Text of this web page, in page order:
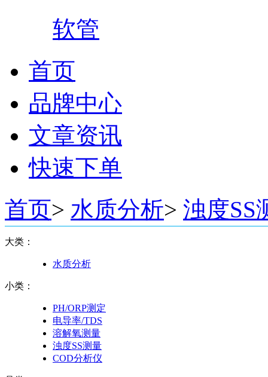
软管
首页
品牌中心
文章资讯
快速下单
首页> 水质分析> 浊度SS
大类：
水质分析
小类：
PH/ORP测定
电导率/TDS
溶解氧测量
浊度SS测量
COD分析仪